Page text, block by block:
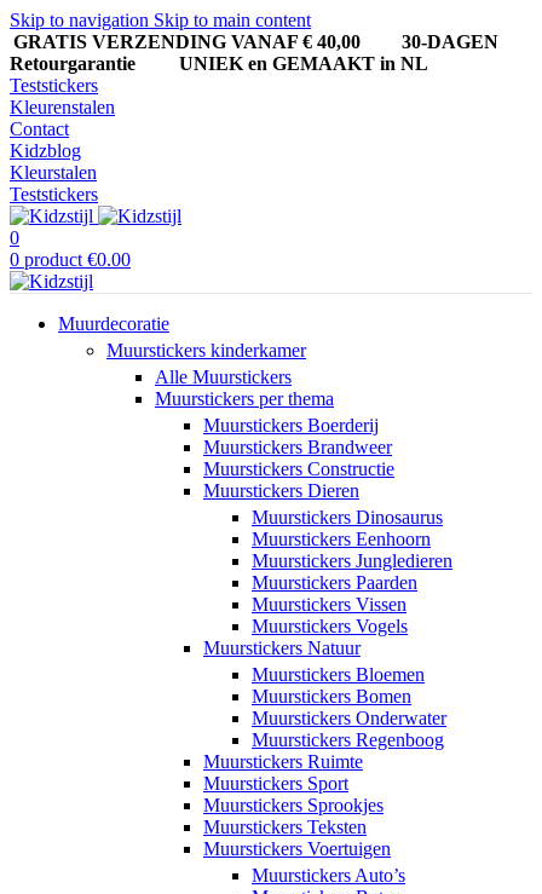
Skip to navigation Skip to main content
GRATIS VERZENDING VANAF € 40,00
30-DAGEN
Retourgarantie UNIEK en GEMAAKT in NL
Teststickers
Kleurenstalen
Contact
Kidzblog
Kleurstalen
Teststickers
0
0 product €0.00
Muurdecoratie
Muurstickers kinderkamer
Alle Muurstickers
Muurstickers per thema
Muurstickers Boerderij
Muurstickers Brandweer
Muurstickers Constructie
Muurstickers Dieren
Muurstickers Dinosaurus
Muurstickers Eenhoorn
Muurstickers Jungledieren
Muurstickers Paarden
Muurstickers Vissen
Muurstickers Vogels
Muurstickers Natuur
Muurstickers Bloemen
Muurstickers Bomen
Muurstickers Onderwater
Muurstickers Regenboog
Muurstickers Ruimte
Muurstickers Sport
Muurstickers Sprookjes
Muurstickers Teksten
Muurstickers Voertuigen
Muurstickers Auto’s